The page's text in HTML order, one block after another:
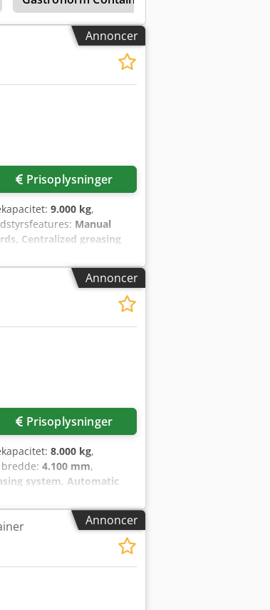
Annoncer
Prisoplysninger
9.000 kg,
Manual
Centralized greasing
wheel: Pneumatic Wheel
– Steering wheel: 14.00-24
Annoncer
Prisoplysninger
8.000 kg,
4.100 mm,
system, Automatic
size – Drive wheel:
Annoncer